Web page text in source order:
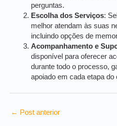
perguntas.
Escolha dos Serviços:
melhor atendam às suas
incluindo opções de
Acompanhamento e
disponível para oferecer
durante todo o processo,
apoiado em cada etapa do
← Post anterior